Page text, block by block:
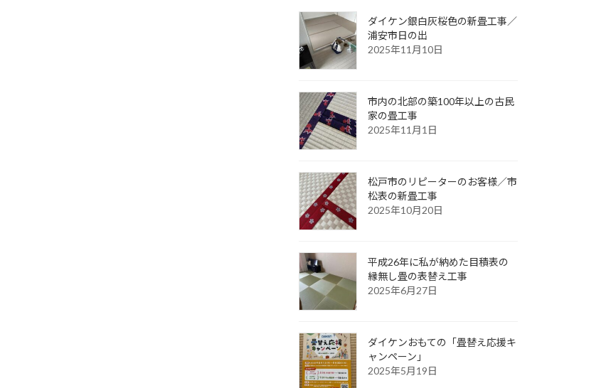
ダイケン銀白灰桜色の新畳工事／
浦安市日の出
2025年11月10日
市内の北部の築100年以上の古民
家の畳工事
2025年11月1日
松戸市のリピーターのお客様／市
松表の新畳工事
2025年10月20日
平成26年に私が納めた目積表の
縁無し畳の表替え工事
2025年6月27日
ダイケンおもての「畳替え応援キ
ャンペーン」
2025年5月19日